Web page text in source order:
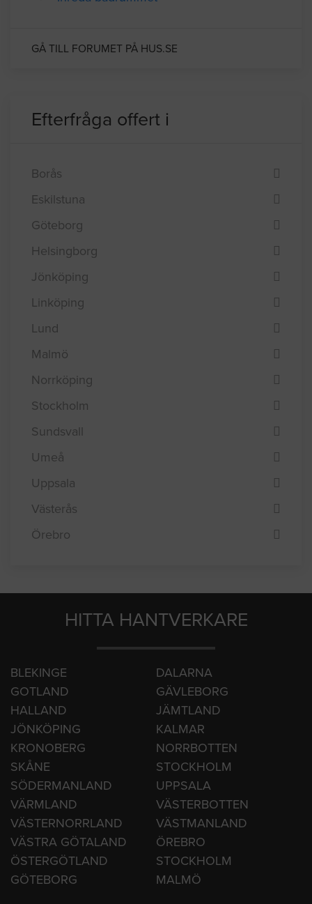
Inreda badrummet
Efterfråga offert i
Borås
Eskilstuna
Göteborg
Helsingborg
Jönköping
Linköping
Lund
Malmö
Norrköping
Stockholm
Sundsvall
Umeå
Uppsala
Örebro
HITTA HANTVERKARE
BLEKINGE
DALARNA
GOTLAND
GÄVLEBORG
HALLAND
JÄMTLAND
JÖNKÖPING
KALMAR
KRONOBERG
NORRBOTTEN
SKÅNE
STOCKHOLM
SÖDERMANLAND
UPPSALA
VÄRMLAND
VÄSTERBOTTEN
VÄSTERNORRLAND
VÄSTMANLAND